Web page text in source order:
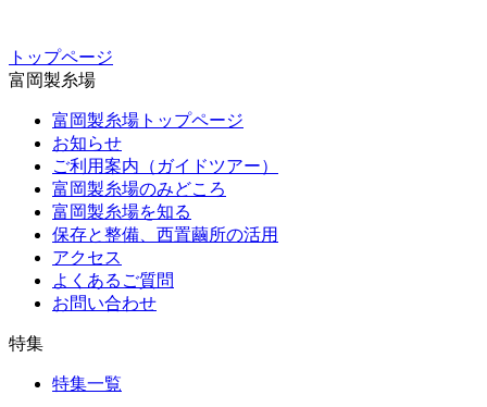
トップページ
富岡製糸場
富岡製糸場トップページ
お知らせ
ご利用案内（ガイドツアー）
富岡製糸場のみどころ
富岡製糸場を知る
保存と整備、西置繭所の活用
アクセス
よくあるご質問
お問い合わせ
特集
特集一覧